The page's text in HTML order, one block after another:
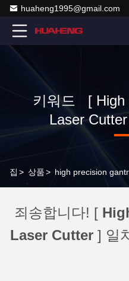
huaheng1995@gmail.com
키워드 [ High
Laser
집 > 상품> high precision
죄송합니다! [
Laser Cutter] 일